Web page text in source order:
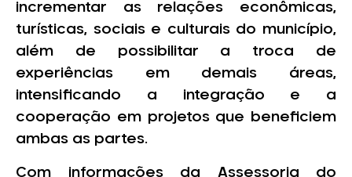
incrementar as relações econômicas,
turísticas, sociais e culturais do município,
além de possibilitar a troca de
experiências em demais áreas,
intensificando a integração e a
cooperação em projetos que beneficiem
ambas as partes.
Com informações da Assessoria do